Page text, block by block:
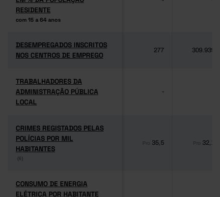
RESIDENTE
com 15 a 64 anos
RESIDENTE
com 15 a 64 anos
DESEMPREGADOS INSCRITOS
NOS CENTROS DE EMPREGO
DESEMPREGADOS INSCRITOS
NOS CENTROS DE EMPREGO
277 309.939
TRABALHADORES DA
ADMINISTRAÇÃO PÚBLICA
LOCAL
TRABALHADORES DA
ADMINISTRAÇÃO PÚBLICA
LOCAL
-
CRIMES REGISTADOS PELAS
POLÍCIAS POR MIL
HABITANTES
(6)
CRIMES REGISTADOS PELAS
POLÍCIAS POR MIL
HABITANTES
(6)
Pro 35,5 Pro 32,1
CONSUMO DE ENERGIA
ELÉTRICA POR HABITANTE
CONSUMO DE ENERGIA
ELÉTRICA POR HABITANTE